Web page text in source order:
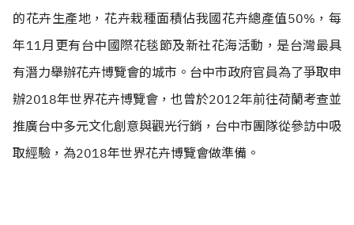
的花卉生產地，花卉栽種面積佔我國花卉總產值50%，每
年11月更有台中國際花毯節及新社花海活動，是台灣最具
有潛力舉辦花卉博覽會的城市。台中市政府官員為了爭取申
辦2018年世界花卉博覽會，也曾於2012年前往荷蘭考查並
推廣台中多元文化創意與觀光行銷，台中市團隊從參訪中吸
取經驗，為2018年世界花卉博覽會做準備。